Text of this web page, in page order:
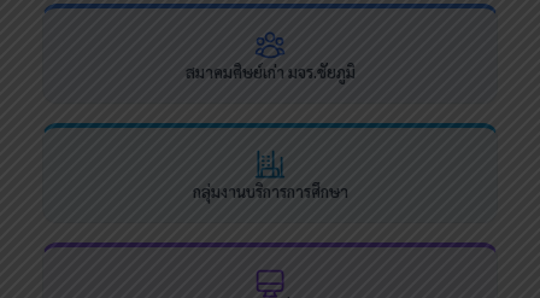
สมาคมศิษย์เก่า มจร.ชัยภูมิ
กลุ่มงานบริการการศึกษา